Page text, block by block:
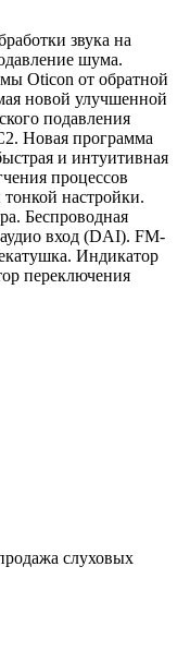
звука на
шума.
Oticon от обратной
новой улучшенной
подавления
Новая программа
и интуитивная
процессов
тонкой настройки.
Беспроводная
вход (DAI). FM-
Индикатор
переключения
слуховых